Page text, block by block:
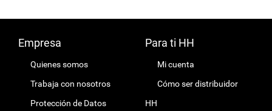
Empresa
Quienes somos
Trabaja con nosotros
Protección de Datos
Para ti HH
Mi cuenta
Cómo ser distribuidor
HH